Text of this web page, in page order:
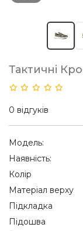
Тактичні
0 відгуків
Модель:
Наявність:
Колір
Матеріал верху
Підкладка
Підошва